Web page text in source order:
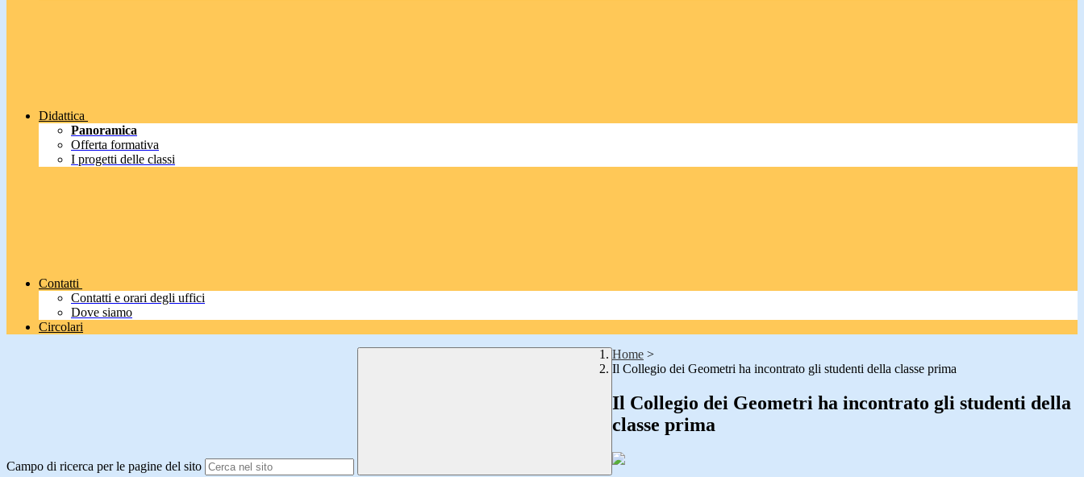
Didattica
Panoramica
Offerta formativa
I progetti delle classi
Contatti
Contatti e orari degli uffici
Dove siamo
Circolari
Campo di ricerca per le pagine del sito
Home >
Il Collegio dei Geometri ha incontrato gli studenti della classe prima
Il Collegio dei Geometri ha incontrato gli studenti della
classe prima